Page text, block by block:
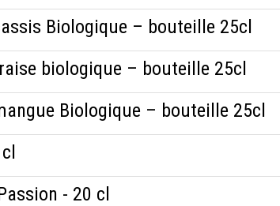
Biologique – bouteille 25cl
biologique – bouteille 25cl
Biologique – bouteille 25cl
- 20 cl